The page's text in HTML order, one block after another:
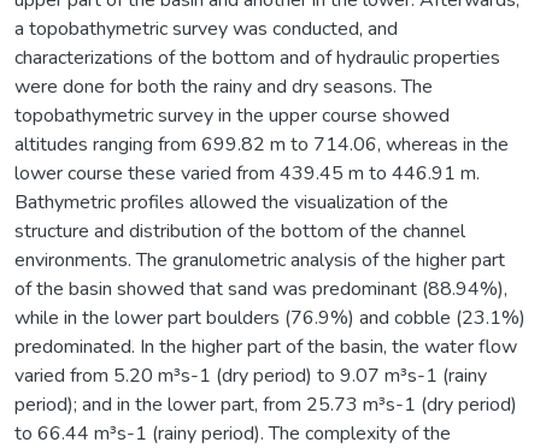
a topobathymetric survey was conducted, and
characterizations of the bottom and of hydraulic properties
were done for both the rainy and dry seasons. The
topobathymetric survey in the upper course showed
altitudes ranging from 699.82 m to 714.06, whereas in the
lower course these varied from 439.45 m to 446.91 m.
Bathymetric profiles allowed the visualization of the
structure and distribution of the bottom of the channel
environments. The granulometric analysis of the higher part
of the basin showed that sand was predominant (88.94%),
while in the lower part boulders (76.9%) and cobble (23.1%)
predominated. In the higher part of the basin, the water flow
varied from 5.20 m³s-1 (dry period) to 9.07 m³s-1 (rainy
period); and in the lower part, from 25.73 m³s-1 (dry period)
to 66.44 m³s-1 (rainy period). The complexity of the